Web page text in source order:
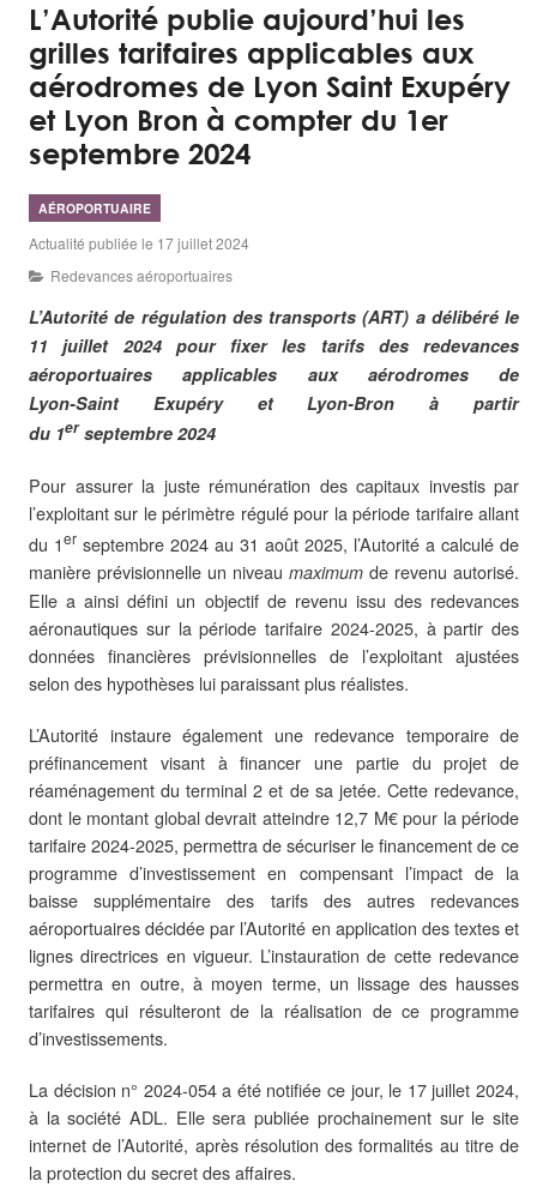
L’Autorité publie aujourd’hui les
grilles tarifaires applicables aux
aérodromes de Lyon Saint Exupéry
et Lyon Bron à compter du 1er
septembre 2024
AÉROPORTUAIRE
Actualité publiée le 17 juillet 2024
Redevances aéroportuaires
L’Autorité de régulation des transports (ART) a délibéré le
11 juillet 2024 pour fixer les tarifs des redevances
aéroportuaires applicables aux aérodromes de
Lyon‑Saint Exupéry et Lyon‑Bron à partir
du 1erseptembre 2024
Pour assurer la juste rémunération des capitaux investis par
l’exploitant sur le périmètre régulé pour la période tarifaire allant
du 1er septembre 2024 au 31 août 2025, l’Autorité a calculé de
manière prévisionnelle un niveau maximum de revenu autorisé.
Elle a ainsi défini un objectif de revenu issu des redevances
aéronautiques sur la période tarifaire 2024‑2025, à partir des
données financières prévisionnelles de l’exploitant ajustées
selon des hypothèses lui paraissant plus réalistes.
L’Autorité instaure également une redevance temporaire de
préfinancement visant à financer une partie du projet de
réaménagement du terminal 2 et de sa jetée. Cette redevance,
dont le montant global devrait atteindre 12,7 M€ pour la période
tarifaire 2024-2025, permettra de sécuriser le financement de ce
programme d’investissement en compensant l’impact de la
baisse supplémentaire des tarifs des autres redevances
aéroportuaires décidée par l’Autorité en application des textes et
lignes directrices en vigueur. L’instauration de cette redevance
permettra en outre, à moyen terme, un lissage des hausses
tarifaires qui résulteront de la réalisation de ce programme
d’investissements.
La décision n° 2024-054 a été notifiée ce jour, le 17 juillet 2024,
à la société ADL. Elle sera publiée prochainement sur le site
internet de l’Autorité, après résolution des formalités au titre de
la protection du secret des affaires.